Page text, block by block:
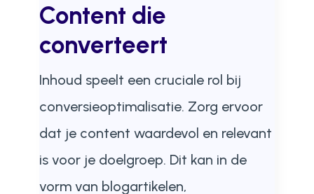
Content die
converteert
Inhoud speelt een cruciale rol bij
conversieoptimalisatie. Zorg ervoor
dat je content waardevol en relevant
is voor je doelgroep. Dit kan in de
vorm van blogartikelen,